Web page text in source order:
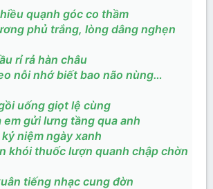
quạnh góc co thầm
phủ trắng, lòng dâng nghẹn
rỉ rả hàn châu
nỗi nhớ biết bao não nùng…
uống giọt lệ cùng
em gửi lưng tầng qua anh
niệm ngày xanh
khói thuốc lượn quanh chập chờn
tiếng nhạc cung đờn